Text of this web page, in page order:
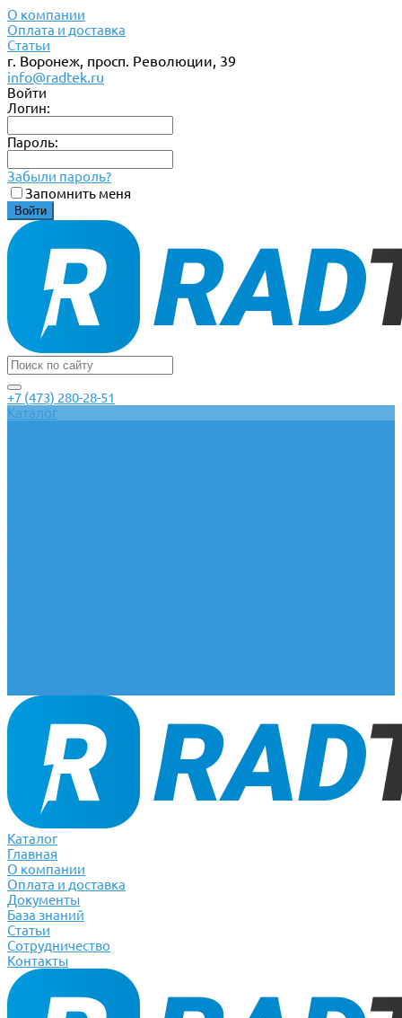
О компании
Оплата и доставка
Статьи
г. Воронеж, просп. Революции, 39
info@radtek.ru
Войти
Логин:
Пароль:
Забыли пароль?
Запомнить меня
+7 (473) 280-28-51
Каталог
Каталог
Главная
О компании
Оплата и доставка
Документы
База знаний
Статьи
Сотрудничество
Контакты